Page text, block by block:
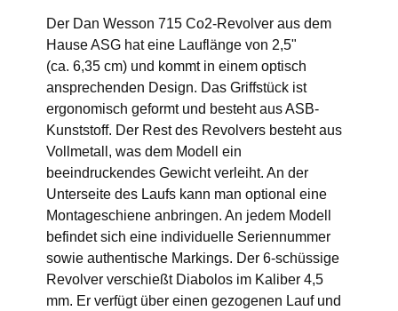
Der Dan Wesson 715 Co2-Revolver aus dem
Hause ASG hat eine Lauflänge von 2,5"
(ca. 6,35 cm) und kommt in einem optisch
ansprechenden Design. Das Griffstück ist
ergonomisch geformt und besteht aus ASB-
Kunststoff. Der Rest des Revolvers besteht aus
Vollmetall, was dem Modell ein
beeindruckendes Gewicht verleiht. An der
Unterseite des Laufs kann man optional eine
Montageschiene anbringen. An jedem Modell
befindet sich eine individuelle Seriennummer
sowie authentische Markings. Der 6-schüssige
Revolver verschießt Diabolos im Kaliber 4,5
mm. Er verfügt über einen gezogenen Lauf und